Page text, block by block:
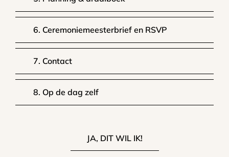
6. Ceremoniemeesterbrief en RSVP
7. Contact
8. Op de dag zelf
JA, DIT WIL IK!